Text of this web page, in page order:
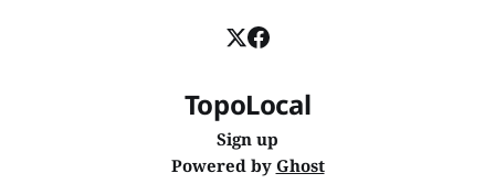
TopoLocal
Sign up
Powered by Ghost